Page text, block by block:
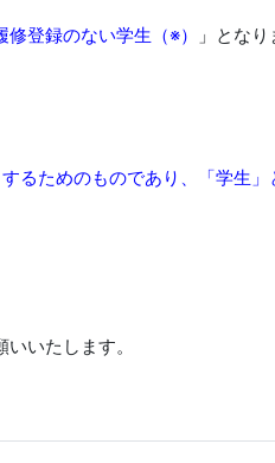
修登録のない学生（※）
」となり
るためのものであり、「学生」
いたします。